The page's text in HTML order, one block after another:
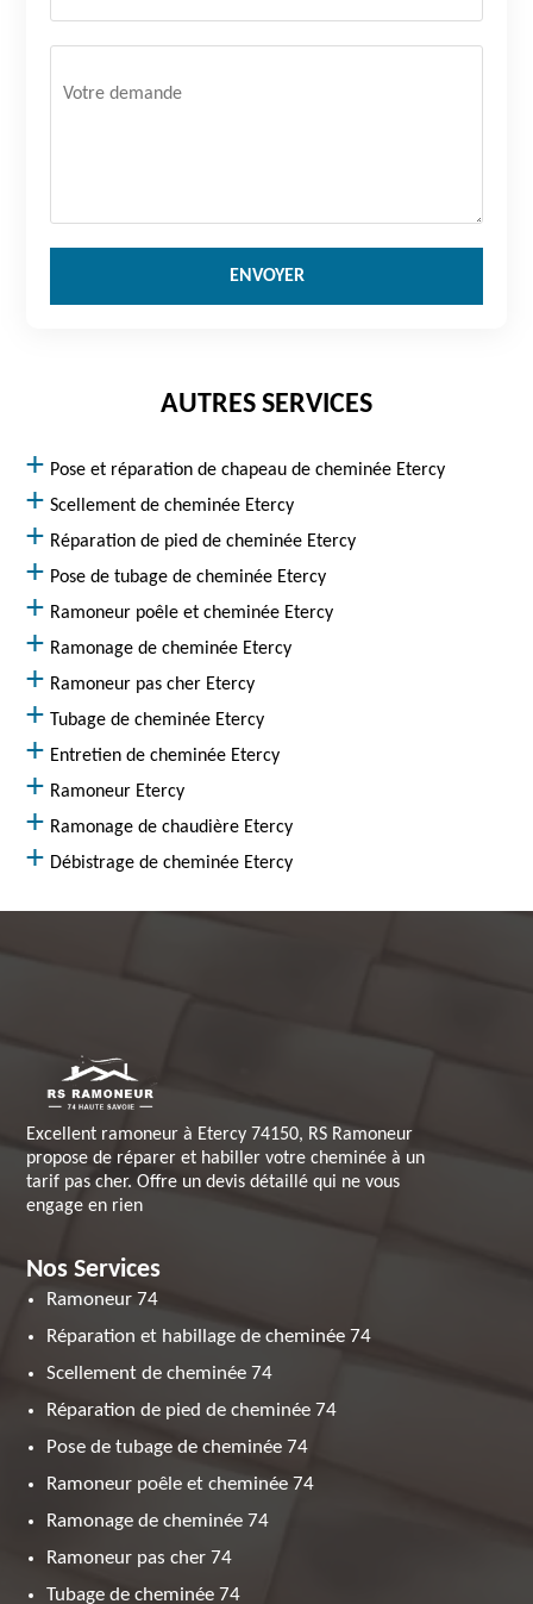
AUTRES SERVICES
Pose et réparation de chapeau de cheminée Etercy
Scellement de cheminée Etercy
Réparation de pied de cheminée Etercy
Pose de tubage de cheminée Etercy
Ramoneur poêle et cheminée Etercy
Ramonage de cheminée Etercy
Ramoneur pas cher Etercy
Tubage de cheminée Etercy
Entretien de cheminée Etercy
Ramoneur Etercy
Ramonage de chaudière Etercy
Débistrage de cheminée Etercy
Excellent ramoneur à Etercy 74150, RS Ramoneur
propose de réparer et habiller votre cheminée à un
tarif pas cher. Offre un devis détaillé qui ne vous
engage en rien
Nos Services
Ramoneur 74
Réparation et habillage de cheminée 74
Scellement de cheminée 74
Réparation de pied de cheminée 74
Pose de tubage de cheminée 74
Ramoneur poêle et cheminée 74
Ramonage de cheminée 74
Ramoneur pas cher 74
Tubage de cheminée 74